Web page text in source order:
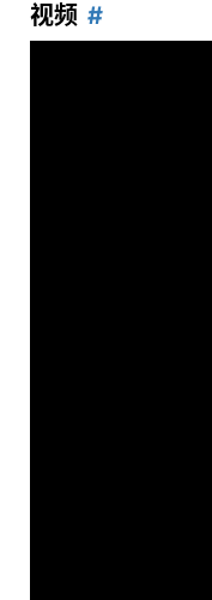
视频